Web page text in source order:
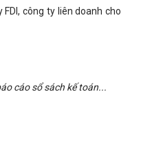
công ty liên doanh cho
cáo sổ sách kế toán...